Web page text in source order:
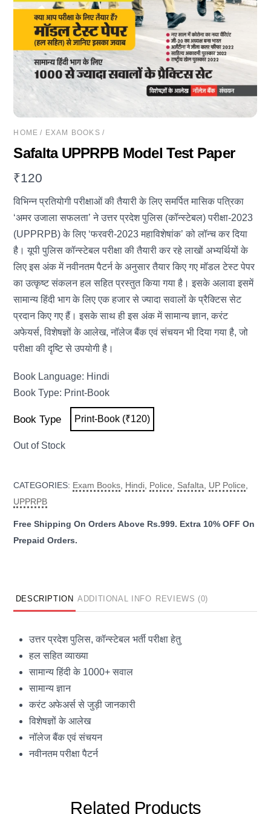
HOME / EXAM BOOKS/
Safalta UPPRPB Model Test Paper
₹120
विभिन्न प्रतियोगी परीक्षाओं की तैयारी के लिए समर्पित मासिक पत्रिका
‘अमर उजाला सफलता’ ने उत्तर प्रदेश पुलिस (कॉन्स्टेबल) परीक्षा-2023
(UPPRPB) के लिए ‘फरवरी-2023 महाविशेषांक’ को लॉन्च कर दिया
है। यूपी पुलिस कॉन्स्टेबल परीक्षा की तैयारी कर रहे लाखों अभ्यर्थियों के
लिए इस अंक में नवीनतम पैटर्न के अनुसार तैयार किए गए मॉडल टेस्ट पेपर
का उत्कृष्ट संकलन हल सहित प्रस्तुत किया गया है। इसके अलावा इसमें
सामान्य हिंदी भाग के लिए एक हजार से ज्यादा सवालों के प्रैक्टिस सेट
प्रदान किए गए हैं। इसके साथ ही इस अंक में सामान्य ज्ञान, करंट
अफेयर्स, विशेषज्ञों के आलेख, नॉलेज बैंक एवं संचयन भी दिया गया है, जो
परीक्षा की दृष्टि से उपयोगी है।
Book Language: Hindi
Book Type: Print-Book
Book Type Print-Book (₹120)
CATEGORIES: Exam Books Hindi Police Safalta UP Police
UPPRPB
DESCRIPTION ADDITIONAL INFO REVIEWS (0)
उत्तर प्रदेश पुलिस, कॉन्स्टेबल भर्ती परीक्षा हेतु
हल सहित व्याख्या
सामान्य हिंदी के 1000+ सवाल
सामान्य ज्ञान
करंट अफेअर्स से जुड़ी जानकारी
विशेषज्ञों के आलेख
नॉलेज बैंक एवं संचयन
नवीनतम परीक्षा पैटर्न
Related Products